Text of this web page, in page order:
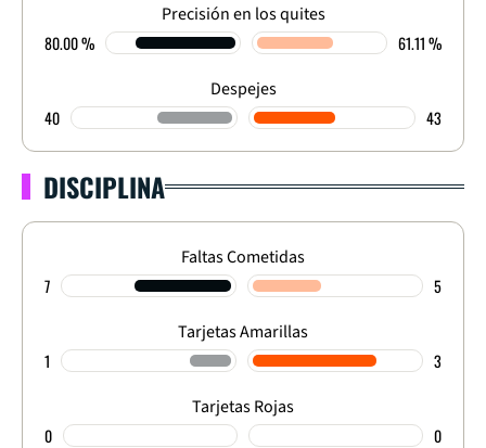
Precisión en los quites
80.00 % 61.11 %
Despejes
40 43
DISCIPLINA
Faltas Cometidas
7 5
Tarjetas Amarillas
1 3
Tarjetas Rojas
0 0